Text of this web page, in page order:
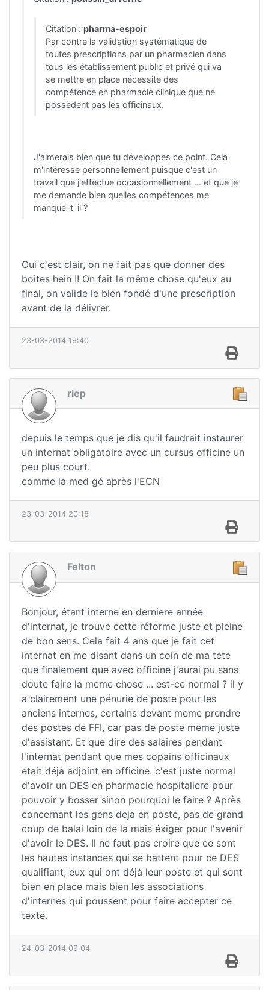
Citation : pharma-espoir
Par contre la validation systématique de
toutes prescriptions par un pharmacien dans
tous les établissement public et privé qui va
se mettre en place nécessite des
compétence en pharmacie clinique que ne
possèdent pas les officinaux.
J'aimerais bien que tu développes ce point. Cela
m'intéresse personnellement puisque c'est un
travail que j'effectue occasionnellement ... et que je
me demande bien quelles compétences me
manque-t-il ?
Oui c'est clair, on ne fait pas que donner des
boites hein !! On fait la même chose qu'eux au
final, on valide le bien fondé d'une prescription
avant de la délivrer.
23-03-2014 19:40
riep
depuis le temps que je dis qu'il faudrait instaurer
un internat obligatoire avec un cursus officine un
peu plus court.
comme la med gé après l'ECN
23-03-2014 20:18
Felton
Bonjour, étant interne en derniere année
d'internat, je trouve cette réforme juste et pleine
de bon sens. Cela fait 4 ans que je fait cet
internat en me disant dans un coin de ma tete
que finalement que avec officine j'aurai pu sans
doute faire la meme chose ... est-ce normal ? il y
a clairement une pénurie de poste pour les
anciens internes, certains devant meme prendre
des postes de FFI, car pas de poste meme juste
d'assistant. Et que dire des salaires pendant
l'internat pendant que mes copains officinaux
était déjà adjoint en officine. c'est juste normal
d'avoir un DES en pharmacie hospitaliere pour
pouvoir y bosser sinon pourquoi le faire ? Après
concernant les gens deja en poste, pas de grand
coup de balai loin de la mais éxiger pour l'avenir
d'avoir le DES. Il ne faut pas croire que ce sont
les hautes instances qui se battent pour ce DES
qualifiant, eux qui ont déjà leur poste et qui sont
bien en place mais bien les associations
d'internes qui poussent pour faire accepter ce
texte.
24-03-2014 09:04